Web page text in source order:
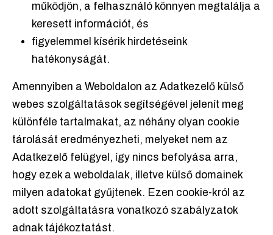
működjön, a felhasználó könnyen megtalálja a
keresett információt, és
figyelemmel kísérik hirdetéseink
hatékonyságát.
Amennyiben a Weboldalon az Adatkezelő külső
webes szolgáltatások segítségével jelenít meg
különféle tartalmakat, az néhány olyan cookie
tárolását eredményezheti, melyeket nem az
Adatkezelő felügyel, így nincs befolyása arra,
hogy ezek a weboldalak, illetve külső domainek
milyen adatokat gyűjtenek. Ezen cookie-król az
adott szolgáltatásra vonatkozó szabályzatok
adnak tájékoztatást.